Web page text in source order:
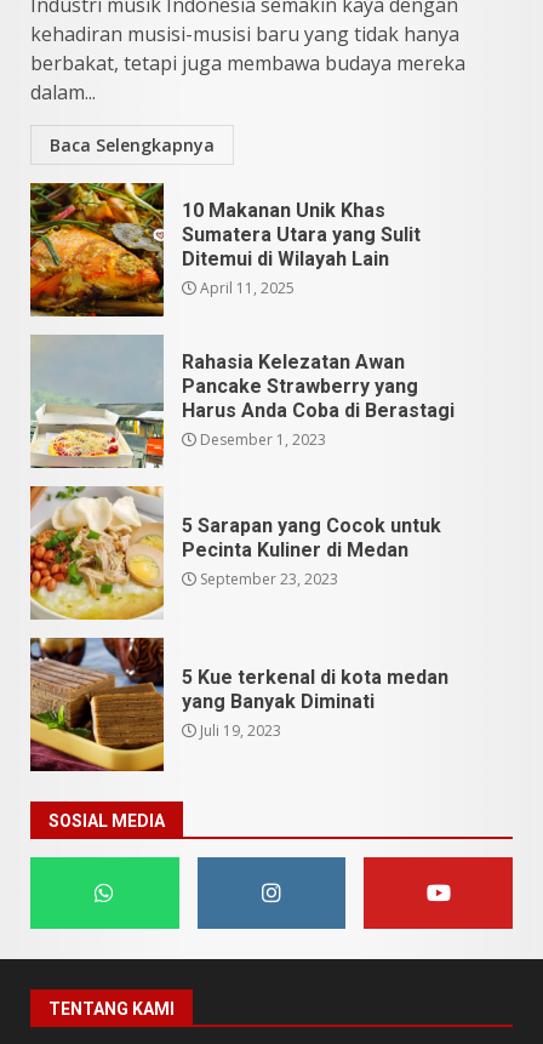
kehadiran musisi-musisi baru yang tidak hanya
berbakat, tetapi juga membawa budaya mereka
dalam...
Baca Selengkapnya
10 Makanan Unik Khas
Sumatera Utara yang Sulit
Ditemui di Wilayah Lain
April 11, 2025
Rahasia Kelezatan Awan
Pancake Strawberry yang
Harus Anda Coba di Berastagi
Desember 1, 2023
5 Sarapan yang Cocok untuk
Pecinta Kuliner di Medan
September 23, 2023
5 Kue terkenal di kota medan
yang Banyak Diminati
Juli 19, 2023
SOSIAL MEDIA
TENTANG KAMI